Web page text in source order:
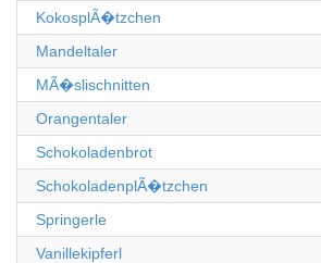
KokosplÃ�tzchen
Mandeltaler
MÃ�slischnitten
Orangentaler
Schokoladenbrot
SchokoladenplÃ�tzchen
Springerle
Vanillekipferl